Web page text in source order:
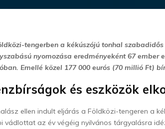
tengerben a kékúszójú tonhal
nyomozása eredményeként 67
Emellé közel 177 000 eurós (70 millió Ft)
és eszközök
ellen indult eljárás a Földközi-tengeren a
vádlottat az év végéig nyilvános tárgyalásra